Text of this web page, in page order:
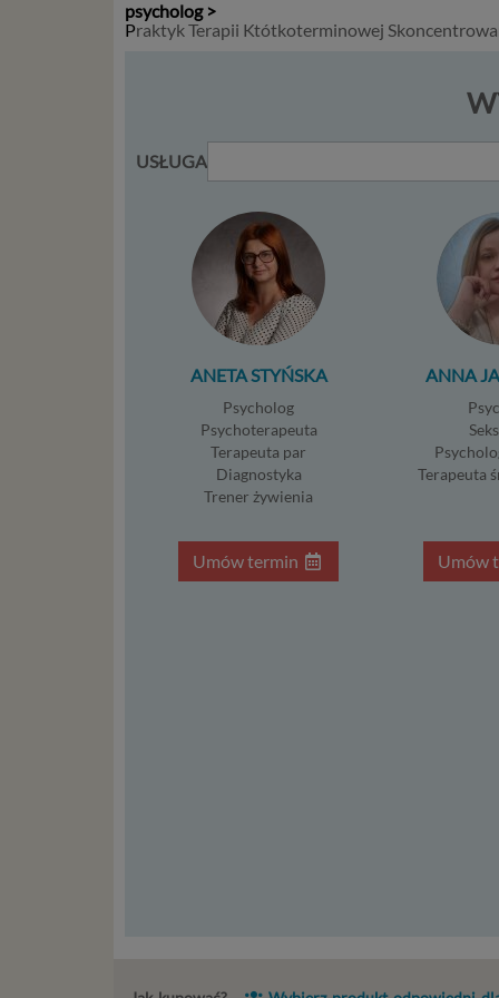
psycholog >
Praktyk Terapii Któtkoterminowej
USŁUGA
ANETA STYŃSKA
Psycholog
Psychoterapeuta
Terapeuta par
Diagnostyka
Trener żywienia
Umów termin
ANNA
Terapeuta
Umów
kilka
to
w